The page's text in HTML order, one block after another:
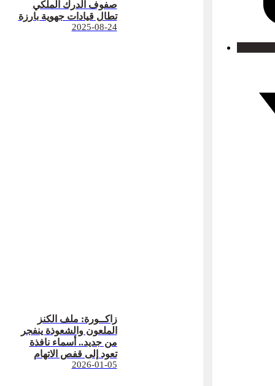
صفوف الدرك الملكي
تطال قيادات جهوية بارزة
2025-08-24
زاكــورة: ملف الكنز
الملعون والشعوذة ينفجر
من جديد.. أسماء نافذة
تعود إلى قفص الاتهام
2026-01-05